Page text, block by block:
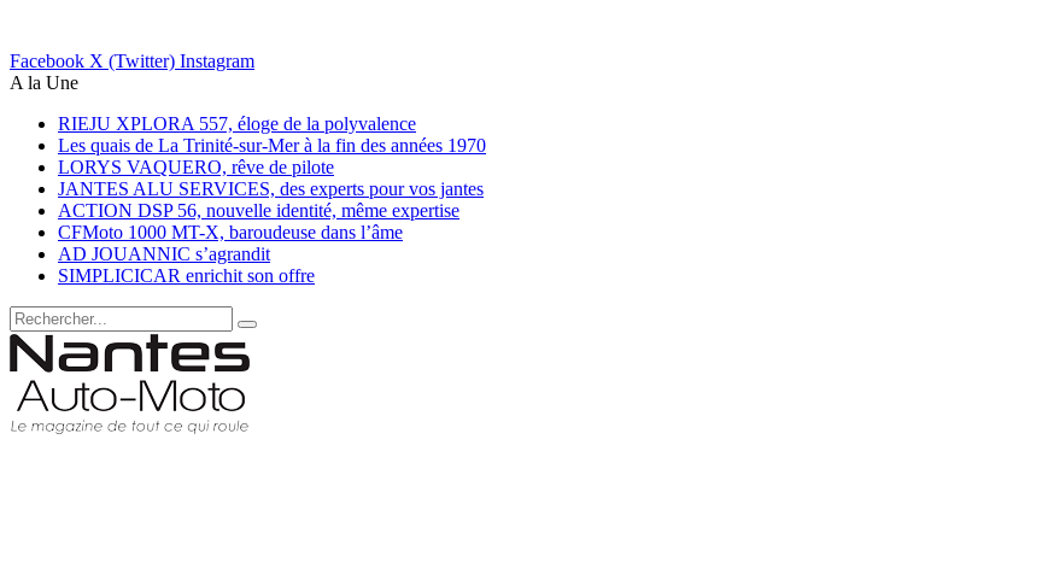
Facebook X (Twitter) Instagram
A la Une
RIEJU XPLORA 557, éloge de la polyvalence
Les quais de La Trinité-sur-Mer à la fin des années 1970
LORYS VAQUERO, rêve de pilote
JANTES ALU SERVICES, des experts pour vos jantes
ACTION DSP 56, nouvelle identité, même expertise
CFMoto 1000 MT-X, baroudeuse dans l’âme
AD JOUANNIC s’agrandit
SIMPLICICAR enrichit son offre